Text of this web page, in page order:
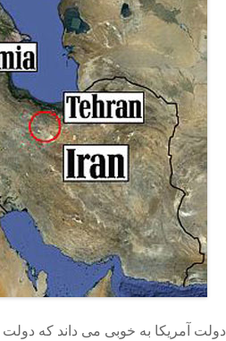
دولت آمریکا به خوبی می داند که دولت